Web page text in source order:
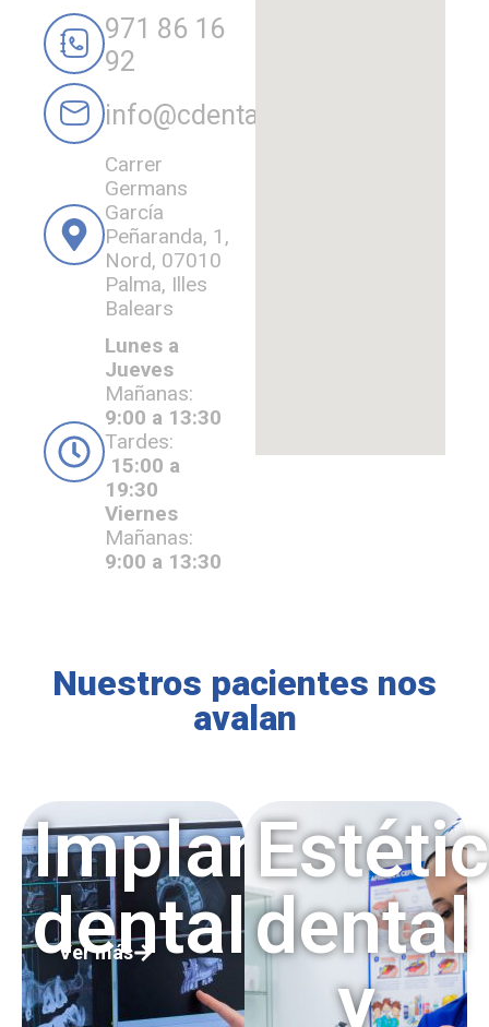
971 86 16
92
info@cdentalferrer.es
Carrer
Germans
García
Peñaranda, 1,
Nord, 07010
Palma, Illes
Balears
Lunes a
Jueves
Mañanas:
9:00 a 13:30
Tardes:
15:00 a
19:30
Viernes
Mañanas:
9:00 a 13:30
Nuestros pacientes nos
avalan
Implantes
dentales
Ver más
dental
y